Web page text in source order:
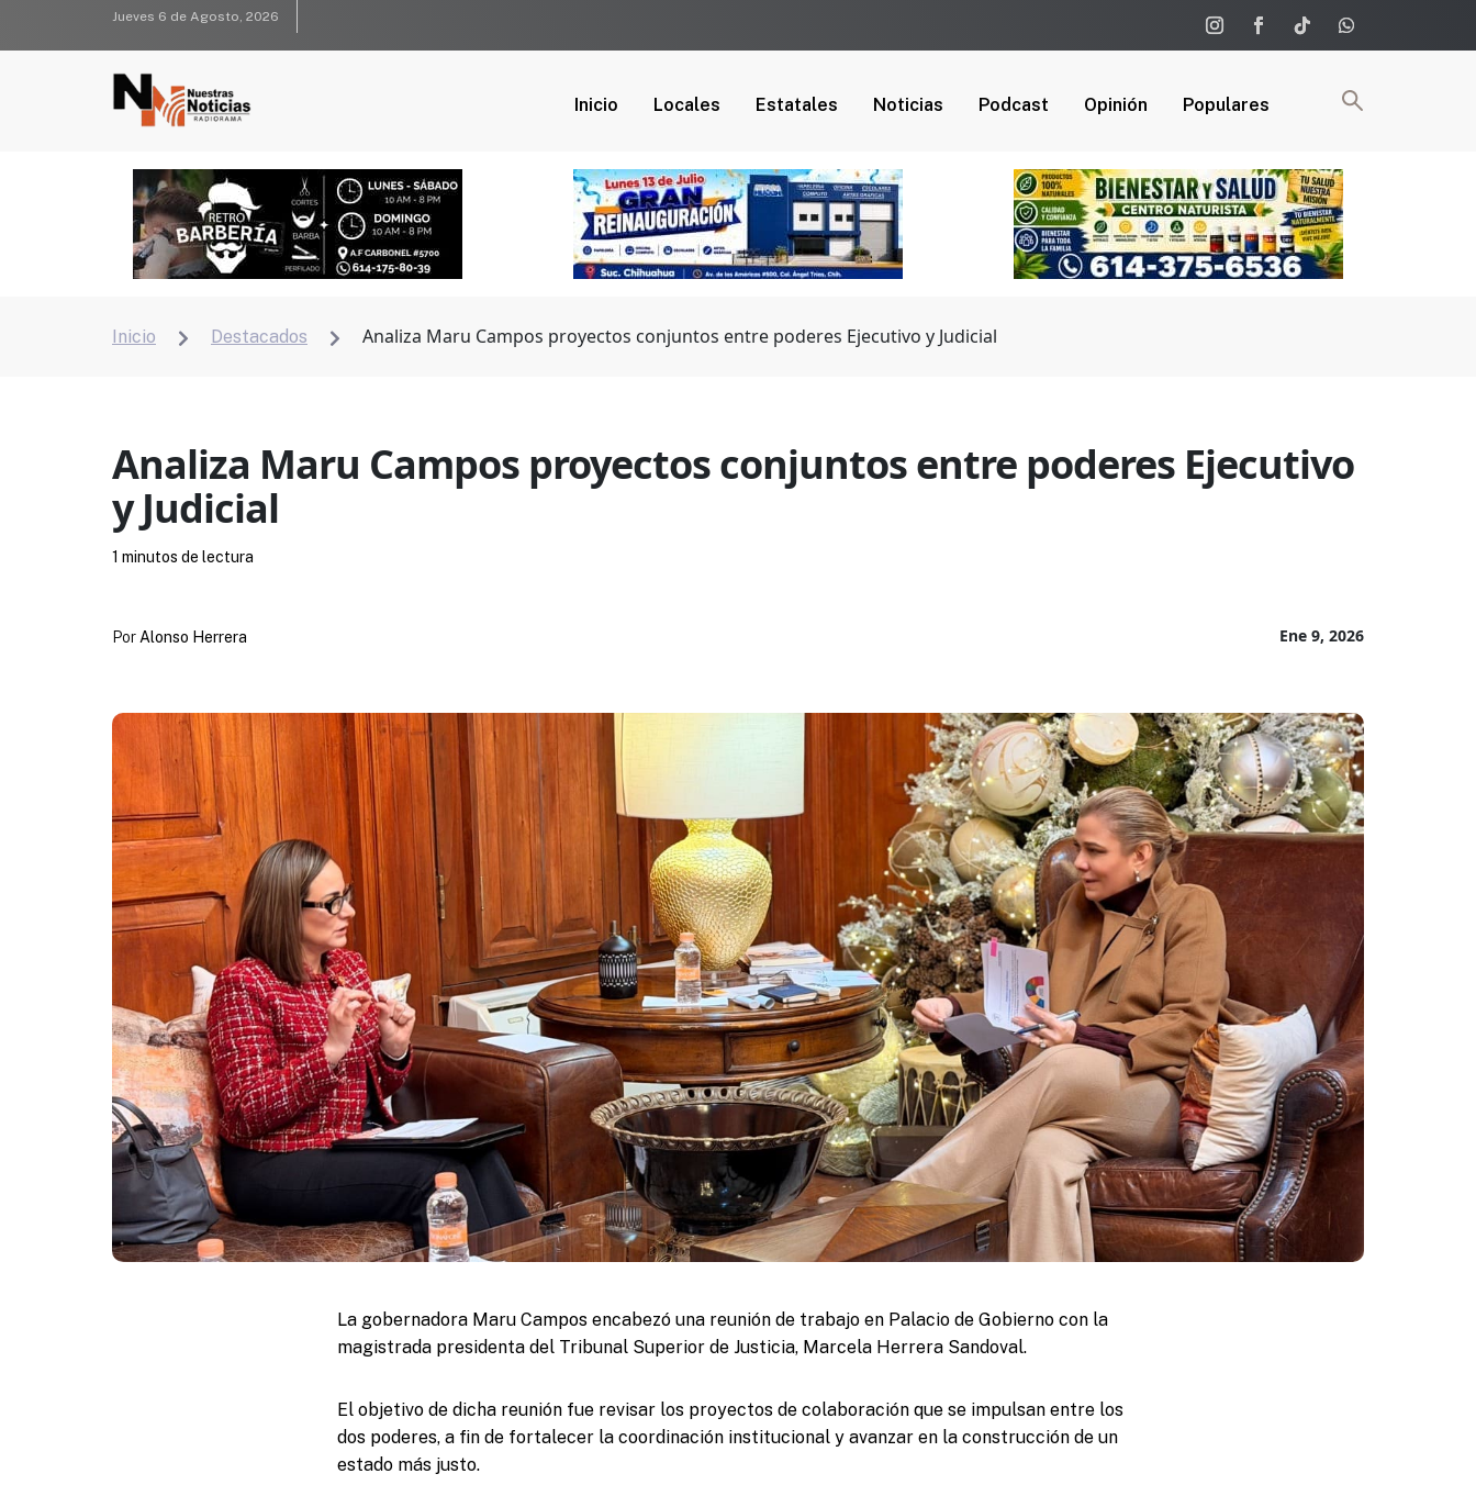
Jueves 6 de Agosto, 2026
Inicio Locales Estatales Noticias Podcast Opinión Populares
Inicio  Destacados  Analiza Maru Campos proyectos conjuntos entre poderes Ejecutivo y Judicial
Analiza Maru Campos proyectos conjuntos entre poderes Ejecutivo
y Judicial
Ene 9, 2026
Por Alonso Herrera
1 minutos de lectura
La gobernadora Maru Campos encabezó una reunión de trabajo en Palacio de Gobierno con la
magistrada presidenta del Tribunal Superior de Justicia, Marcela Herrera Sandoval.
El objetivo de dicha reunión fue revisar los proyectos de colaboración que se impulsan entre los
dos poderes, a fin de fortalecer la coordinación institucional y avanzar en la construcción de un
estado más justo.